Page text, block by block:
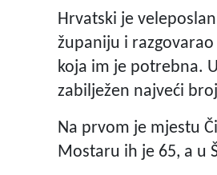
Hrvatski je
županiju i
koja im je potrebna.
zabilježen najveći
Na prvom je mjestu
Mostaru ih je 65, a u